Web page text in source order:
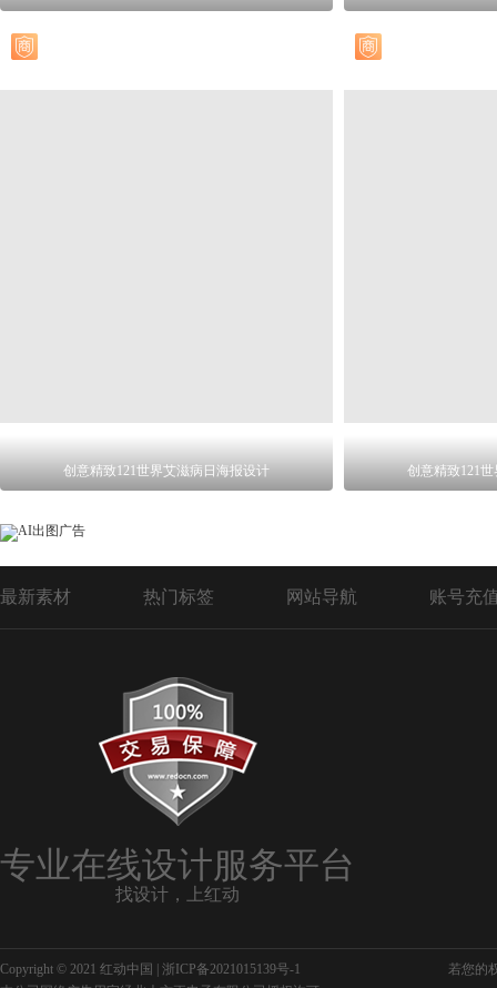
创意精致121世界艾滋病日海报设计 创意精致121
最新素材 热门标签 网站导航 账号充
专业在线设计服务平台
找设计，上红动
Copyright © 2021 红动中国 | 浙ICP备2021015139号-1
若您的